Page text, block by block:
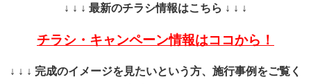
↓ ↓ ↓ 最新のチラシ情報はこちら ↓ ↓ ↓
チラシ・キャンペーン情報はココから！
↓ ↓ ↓ 完成のイメージを見たいという方、施行事例をご覧く